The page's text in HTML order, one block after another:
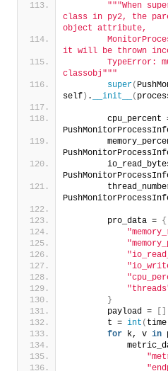
"""When
class in py2, the
object attribute,
it will be thrown
TypeError:
classobj"""
super(
self ) . __init__ (
cpu_percent
        pro_data =
{
}
        payload =
        t =
int (
for k, v in